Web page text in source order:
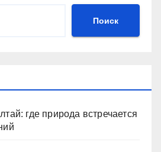
Поиск
где природа встречается